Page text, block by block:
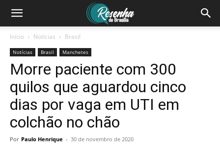
Início Notícias Brasil
Notícias Brasil Manchetes
Morre paciente com 300
quilos que aguardou cinco
dias por vaga em UTI em
colchão no chão
Por Paulo Henrique - 30 de novembro de 2020